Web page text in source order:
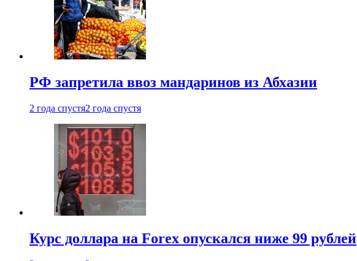
РФ запретила ввоз мандаринов из Абхазии
2 года спустя2 года спустя
Курс доллара на Forex опускался ниже 99 рублей